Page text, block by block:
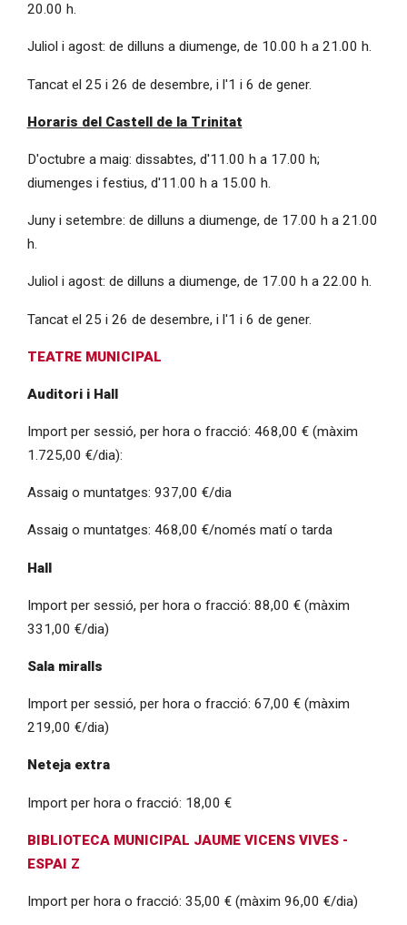
20.00 h.
Juliol i agost: de dilluns a diumenge, de 10.00 h a 21.00 h.
Tancat el 25 i 26 de desembre, i l'1 i 6 de gener.
Horaris del Castell de la Trinitat
D'octubre a maig: dissabtes, d'11.00 h a 17.00 h;
diumenges i festius, d'11.00 h a 15.00 h.
Juny i setembre: de dilluns a diumenge, de 17.00 h a 21.00
h.
Juliol i agost: de dilluns a diumenge, de 17.00 h a 22.00 h.
Tancat el 25 i 26 de desembre, i l'1 i 6 de gener.
TEATRE MUNICIPAL
Auditori i Hall
Import per sessió, per hora o fracció: 468,00 € (màxim
1.725,00 €/dia):
Assaig o muntatges: 937,00 €/dia
Assaig o muntatges: 468,00 €/només matí o tarda
Hall
Import per sessió, per hora o fracció: 88,00 € (màxim
331,00 €/dia)
Sala miralls
Import per sessió, per hora o fracció: 67,00 € (màxim
219,00 €/dia)
Neteja extra
Import per hora o fracció: 18,00 €
BIBLIOTECA MUNICIPAL JAUME VICENS VIVES -
ESPAI Z
Import per hora o fracció: 35,00 € (màxim 96,00 €/dia)